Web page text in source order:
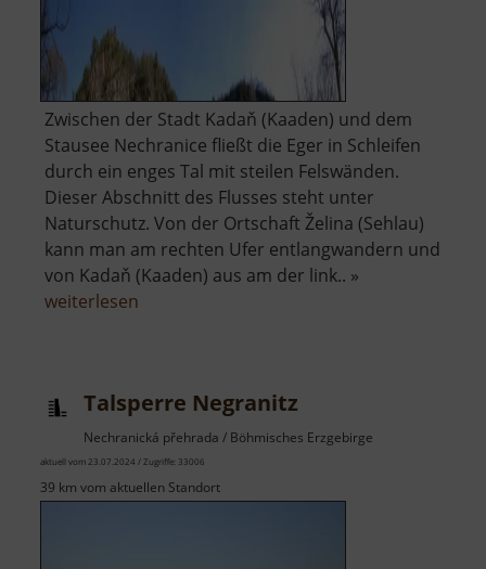
Zwischen der Stadt Kadaň (Kaaden) und dem
Stausee Nechranice fließt die Eger in Schleifen
durch ein enges Tal mit steilen Felswänden.
Dieser Abschnitt des Flusses steht unter
Naturschutz. Von der Ortschaft Želina (Sehlau)
kann man am rechten Ufer entlangwandern und
von Kadaň (Kaaden) aus am der link.. »
weiterlesen
Talsperre Negranitz
Nechranická přehrada / Böhmisches Erzgebirge
aktuell vom 23.07.2024 / Zugriffe: 33006
39 km vom aktuellen Standort